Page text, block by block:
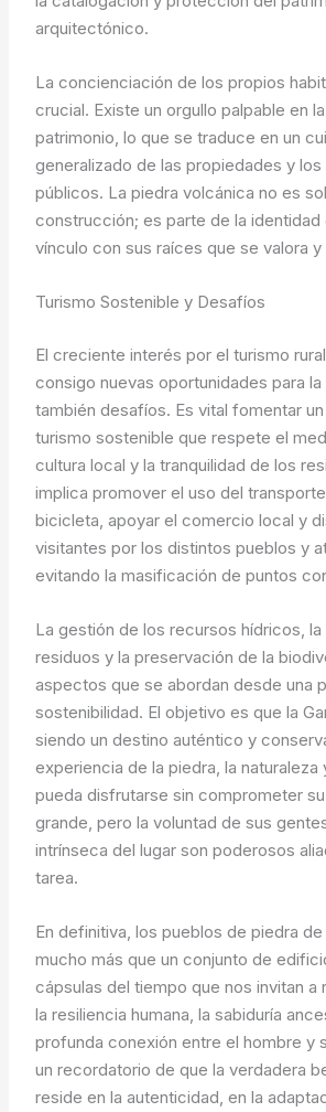
arquitectónico.
La concienciación de los propios
crucial. Existe un orgullo palpable en
patrimonio, lo que se traduce en un
generalizado de las propiedades y
públicos. La piedra volcánica no es
construcción; es parte de la identidad
vínculo con sus raíces que se valora
Turismo Sostenible y Desafíos
El creciente interés por el turismo
consigo nuevas oportunidades para
también desafíos. Es vital fomentar
turismo sostenible que respete el
cultura local y la tranquilidad de los
implica promover el uso del
bicicleta, apoyar el comercio local y
visitantes por los distintos pueblos y
evitando la masificación de puntos
La gestión de los recursos hídricos,
residuos y la preservación de la
aspectos que se abordan desde una
sostenibilidad. El objetivo es que la
siendo un destino auténtico y
experiencia de la piedra, la naturaleza
pueda disfrutarse sin comprometer
grande, pero la voluntad de sus
intrínseca del lugar son poderosos
tarea.
En definitiva, los pueblos de piedra
mucho más que un conjunto de
cápsulas del tiempo que nos invitan a
la resiliencia humana, la sabiduría
profunda conexión entre el hombre y
un recordatorio de que la verdadera
reside en la autenticidad, en la